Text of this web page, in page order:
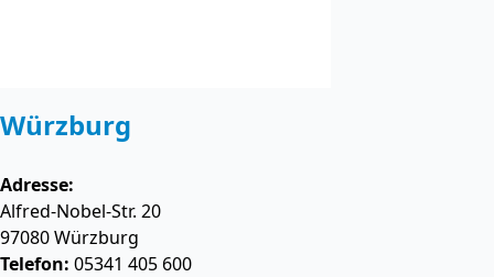
Würzburg
Adresse:
Alfred-Nobel-Str. 20
97080Würzburg
Telefon: 05341 405 600